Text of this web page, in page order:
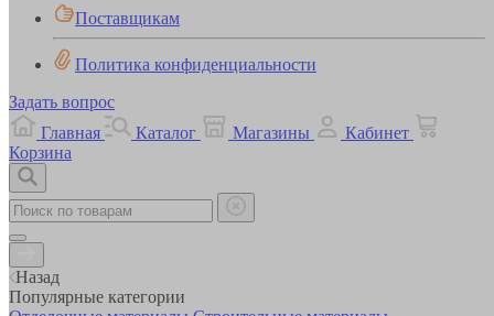
Поставщикам
Политика конфиденциальности
Задать вопрос
Главная
Каталог Магазины
Кабинет
Корзина
Назад
Популярные категории